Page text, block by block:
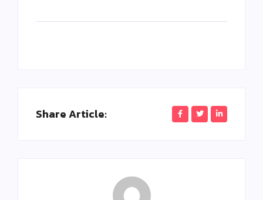
Share Article: